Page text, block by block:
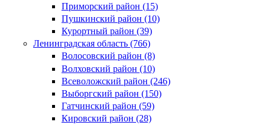
Приморский район (15)
Пушкинский район (10)
Курортный район (39)
Ленинградская область (766)
Волосовский район (8)
Волховский район (10)
Всеволожский район (246)
Выборгский район (150)
Гатчинский район (59)
Кировский район (28)